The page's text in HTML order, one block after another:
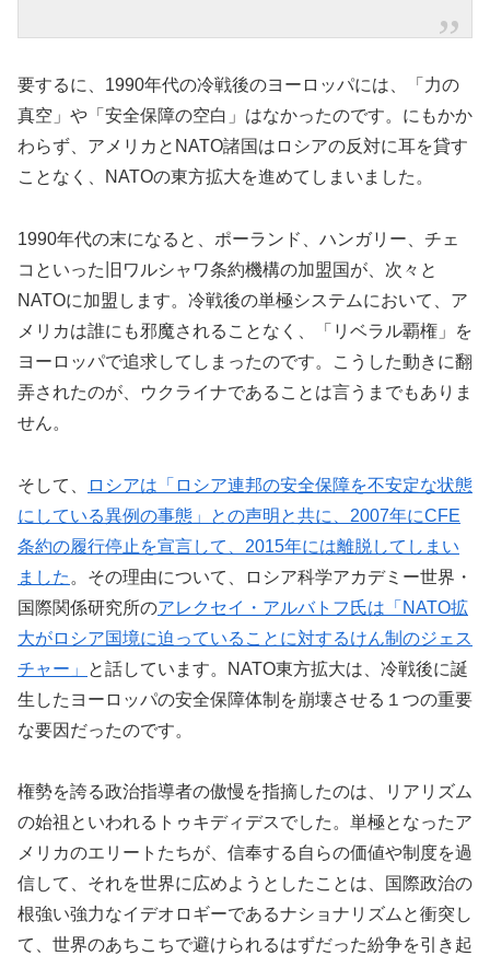
要するに、1990年代の冷戦後のヨーロッパには、「力の
真空」や「安全保障の空白」はなかったのです。にもかか
わらず、アメリカとNATO諸国はロシアの反対に耳を貸す
ことなく、NATOの東方拡大を進めてしまいました。
1990年代の末になると、ポーランド、ハンガリー、チェ
コといった旧ワルシャワ条約機構の加盟国が、次々と
NATOに加盟します。冷戦後の単極システムにおいて、ア
メリカは誰にも邪魔されることなく、「リベラル覇権」を
ヨーロッパで追求してしまったのです。こうした動きに翻
弄されたのが、ウクライナであることは言うまでもありま
せん。
そして、
ロシアは「ロシア連邦の安全保障を不安定な状態
にしている異例の事態」との声明と共に、2007年にCFE
条約の履行停止を宣言して、2015年には離脱してしまい
ました 。その理由について、ロシア科学アカデミー世界・
国際関係研究所のアレクセイ・アルバトフ氏は「NATO拡
大がロシア国境に迫っていることに対するけん制のジェス
チャー」
と話しています。NATO東方拡大は、冷戦後に誕
生したヨーロッパの安全保障体制を崩壊させる１つの重要
な要因だったのです。
権勢を誇る政治指導者の傲慢を指摘したのは、リアリズム
の始祖といわれるトゥキディデスでした。単極となったア
メリカのエリートたちが、信奉する自らの価値や制度を過
信して、それを世界に広めようとしたことは、国際政治の
根強い強力なイデオロギーであるナショナリズムと衝突し
て、世界のあちこちで避けられるはずだった紛争を引き起